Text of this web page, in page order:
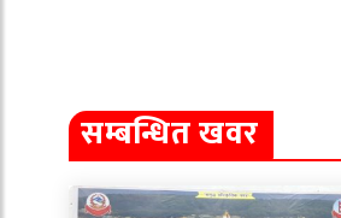
सम्बन्धित खवर